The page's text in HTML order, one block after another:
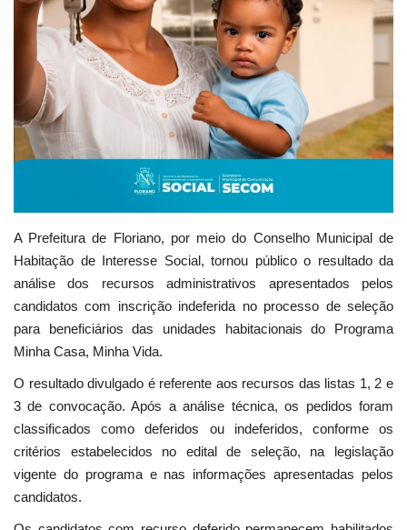
A Prefeitura de Floriano, por meio do Conselho Municipal de
Habitação de Interesse Social, tornou público o resultado da
análise dos recursos administrativos apresentados pelos
candidatos com inscrição indeferida no processo de seleção
para beneficiários das unidades habitacionais do Programa
Minha Casa, Minha Vida.
O resultado divulgado é referente aos recursos das listas 1, 2 e
3 de convocação. Após a análise técnica, os pedidos foram
classificados como deferidos ou indeferidos, conforme os
critérios estabelecidos no edital de seleção, na legislação
vigente do programa e nas informações apresentadas pelos
candidatos.